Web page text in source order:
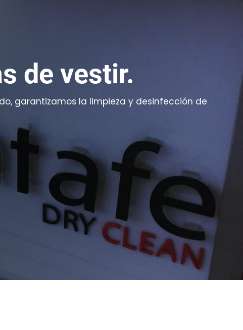
de vestir.
garantizamos la limpieza y desinfección de